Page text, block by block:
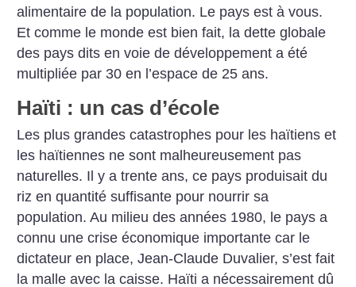
alimentaire de la population. Le pays est à vous.
Et comme le monde est bien fait, la dette globale
des pays dits en voie de développement a été
multipliée par 30 en l’espace de 25 ans.
Haïti : un cas d’école
Les plus grandes catastrophes pour les haïtiens et
les haïtiennes ne sont malheureusement pas
naturelles. Il y a trente ans, ce pays produisait du
riz en quantité suffisante pour nourrir sa
population. Au milieu des années 1980, le pays a
connu une crise économique importante car le
dictateur en place, Jean-Claude Duvalier, s’est fait
la malle avec la caisse. Haïti a nécessairement dû